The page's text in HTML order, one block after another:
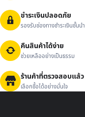
ชำระเงินปลอดภัย
รองรับช่องทางชำระเงินชั้นนำ
คืนสินค้าได้ง่าย
ช่วยเหลืออย่างเป็นธรรม
ร้านค้าที่ตรวจสอบแล้ว
เลือกซื้อได้อย่างมั่นใจ